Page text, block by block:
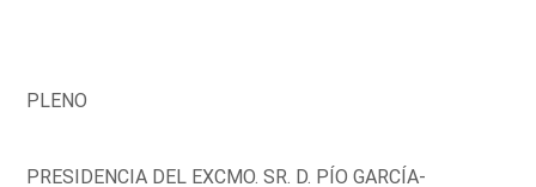
PLENO
PRESIDENCIA DEL EXCMO. SR. D. PÍO GARCÍA-